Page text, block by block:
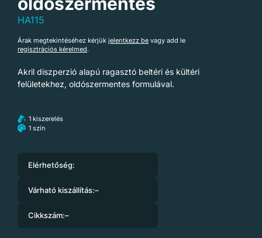
HA115
Árak megtekintéséhez kérjük jelentkezz be vagy add le
regisztrációs kérelmed.
Akril diszperzió alapú ragasztó beltéri és kültéri
felületekhez, oldószermentes formulával.
1 kiszerelés
1 szín
Elérhetőség:
Várható kiszállítás:–
Cikkszám:–